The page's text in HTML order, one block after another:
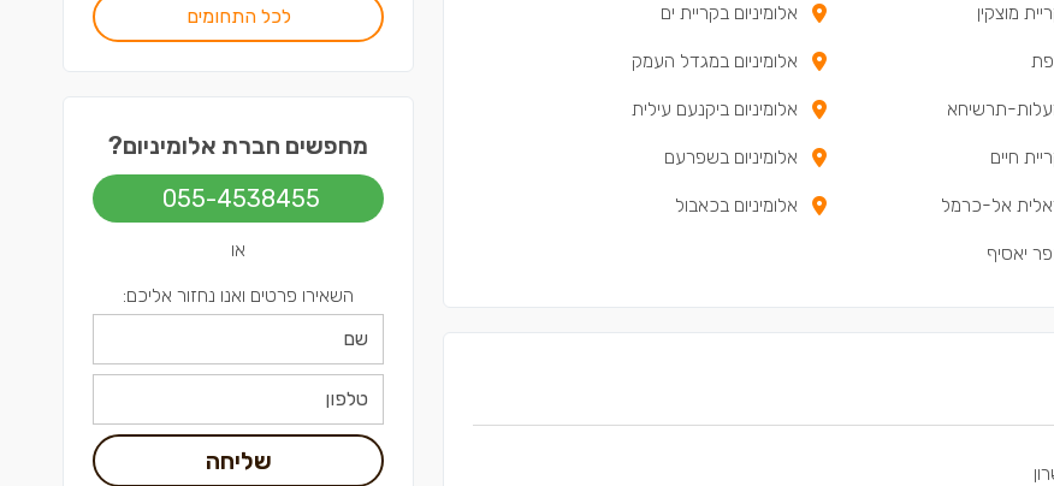
מוצקין אלומיניום בקריית ים
אלומיניום במגדל העמק
תרשיחא אלומיניום ביקנעם עילית
חיים אלומיניום בשפרעם
אל-כרמל אלומיניום בכאבול
יאסיף
לכל התחומים
מחפשים חברת אלומיניום?
055-4538455
או
השאירו פרטים ואנו נחזור אליכם:
שליחה